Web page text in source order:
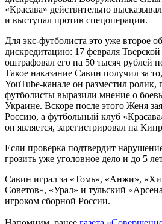
«Красава» действительно
и выступал против спецоперации.
Для экс-футболиста это уже второе
дискредитацию: 17 февраля
оштрафовал его на 50 тысяч рублей
Такое наказание Савин получил за
YouTube-канале он разместил ролик,
футболисты выразили мнение о
Украине. Вскоре после этого Женя
Россию, а футбольный клуб
он является, зарегистрировал на
Если проверка подтвердит
грозить уже уголовное дело и до 5
Савин играл за «Томь», «Анжи»,
Советов», «Урал» и тульский
игроком сборной России.